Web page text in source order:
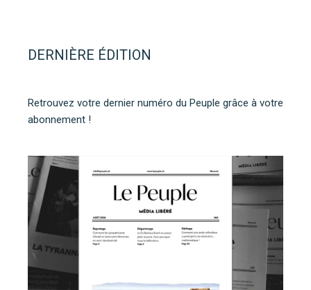
DERNIÈRE ÉDITION
Retrouvez votre dernier numéro du Peuple grâce à votre
abonnement !